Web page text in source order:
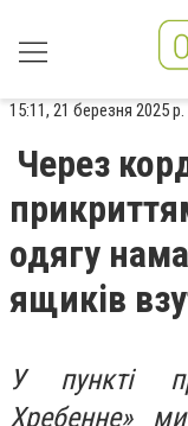
15:11, 21 березня 2025 р.
Через
одягу
ящиків
У пункті
Хребенне»